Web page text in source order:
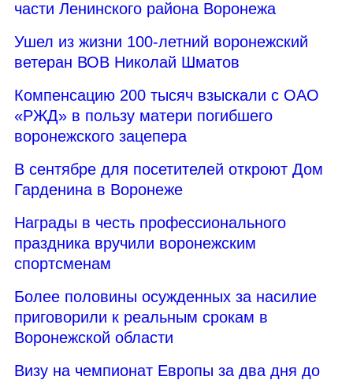
части Ленинского района Воронежа
Ушел из жизни 100-летний воронежский
ветеран ВОВ Николай Шматов
Компенсацию 200 тысяч взыскали с ОАО
«РЖД» в пользу матери погибшего
воронежского зацепера
В сентябре для посетителей откроют Дом
Гарденина в Воронеже
Награды в честь профессионального
праздника вручили воронежским
спортсменам
Более половины осужденных за насилие
приговорили к реальным срокам в
Воронежской области
Визу на чемпионат Европы за два дня до